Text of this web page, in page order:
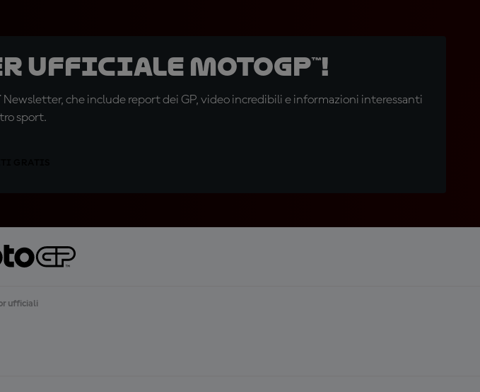
ufficiale MotoGP™!
che include report dei GP, video incredibili e informazioni interessanti
sport.
ufficiali